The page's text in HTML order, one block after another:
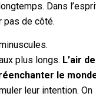
Dans
pas de côté.
plus longs. L’air de
le
leur intention. On